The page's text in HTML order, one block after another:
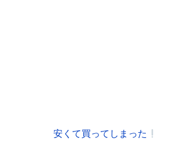
安くて買ってしまった